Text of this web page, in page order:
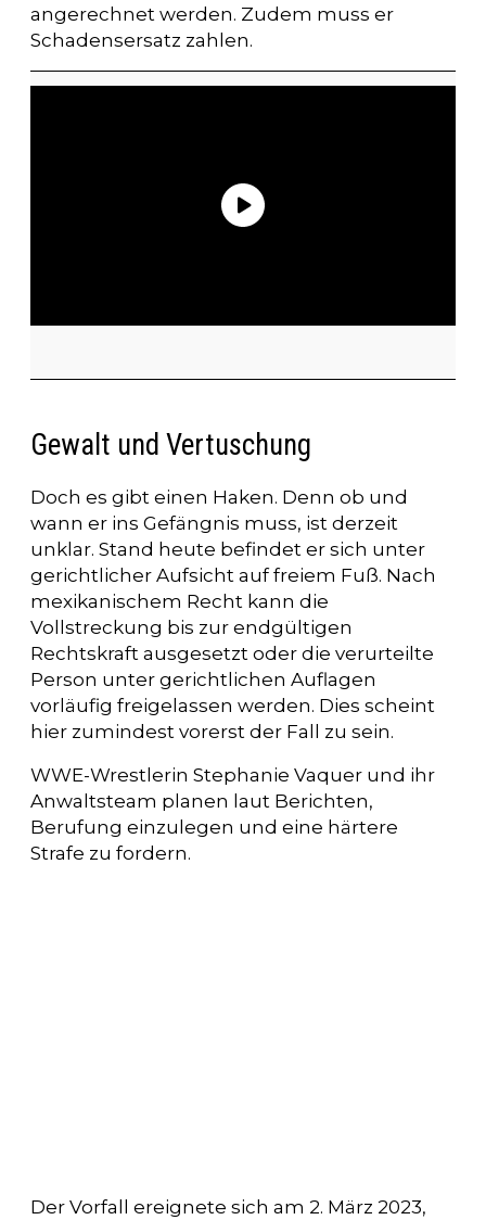
angerechnet werden. Zudem muss er
Schadensersatz zahlen.
Gewalt und Vertuschung
Doch es gibt einen Haken. Denn ob und
wann er ins Gefängnis muss, ist derzeit
unklar. Stand heute befindet er sich unter
gerichtlicher Aufsicht auf freiem Fuß. Nach
mexikanischem Recht kann die
Vollstreckung bis zur endgültigen
Rechtskraft ausgesetzt oder die verurteilte
Person unter gerichtlichen Auflagen
vorläufig freigelassen werden. Dies scheint
hier zumindest vorerst der Fall zu sein.
WWE-Wrestlerin Stephanie Vaquer und ihr
Anwaltsteam planen laut Berichten,
Berufung einzulegen und eine härtere
Strafe zu fordern.
Der Vorfall ereignete sich am 2. März 2023,